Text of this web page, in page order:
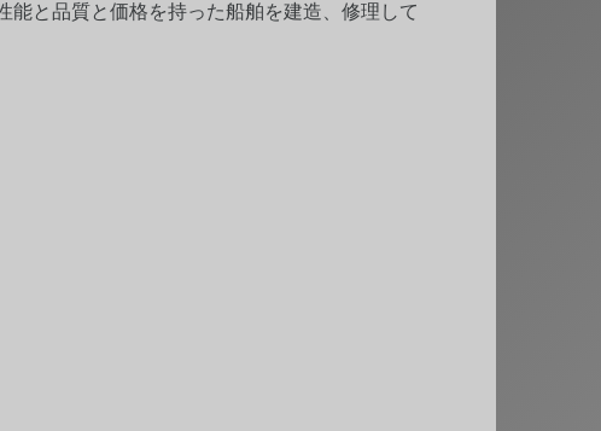
と品質と価格を持った船舶を建造、修理して